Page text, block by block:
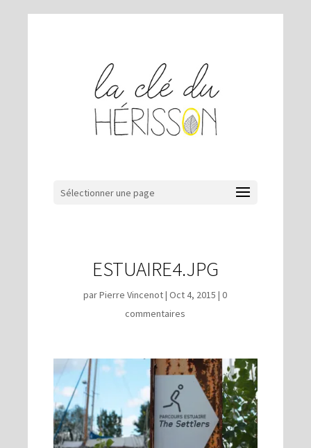
Sélectionner une page
ESTUAIRE4.JPG
parPierre Vincenot|Oct 4, 2015 |0
commentaires